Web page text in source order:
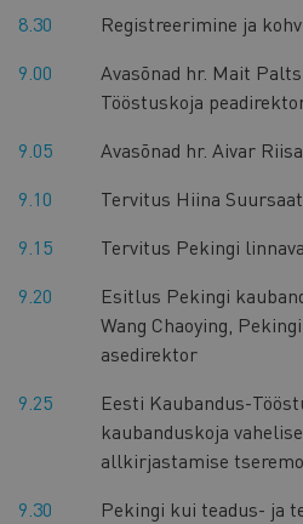
8.30
Registreerimine ja kohv
9.00
Avasõnad hr. Mait
Tööstuskoja
9.05
Avasõnad hr. Aivar
9.10
Tervitus Hiina
9.15
Tervitus Pekingi
9.20
Esitlus Pekingi
Wang Chaoying,
asedirektor
9.25
Eesti Kaubandus-
kaubanduskoja
allkirjastamise
9.30
Pekingi kui teadus- ja